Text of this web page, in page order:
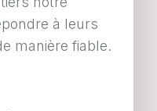
à leurs
manière fiable.